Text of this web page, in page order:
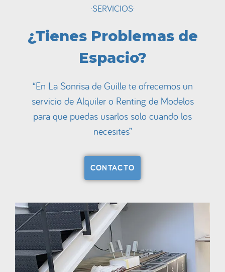
·SERVICIOS·
¿Tienes Problemas de
Espacio?
“En La Sonrisa de Guille te ofrecemos un
servicio de Alquiler o Renting de Modelos
para que puedas usarlos solo cuando los
necesites”
CONTACTO